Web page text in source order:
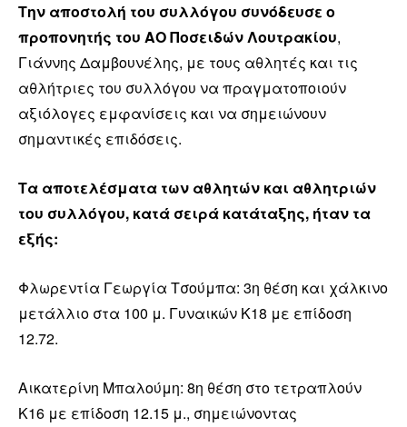
Την αποστολή του συλλόγου συνόδευσε ο
προπονητής του ΑΟ Ποσειδών Λουτρακίου,
Γιάννης Δαμβουνέλης, με τους αθλητές και τις
αθλήτριες του συλλόγου να πραγματοποιούν
αξιόλογες εμφανίσεις και να σημειώνουν
σημαντικές επιδόσεις.
Τα αποτελέσματα των αθλητών και αθλητριών
του συλλόγου, κατά σειρά κατάταξης, ήταν τα
εξής:
Φλωρεντία Γεωργία Τσούμπα: 3η θέση και χάλκινο
μετάλλιο στα 100 μ. Γυναικών Κ18 με επίδοση
12.72.
Αικατερίνη Μπαλούμη: 8η θέση στο τετραπλούν
Κ16 με επίδοση 12.15 μ., σημειώνοντας